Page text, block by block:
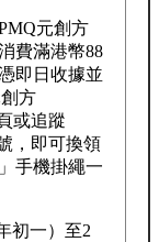
元創方
費滿港幣88
即日收據並
方
或追蹤
，即可換領
手機掛繩一
初一）至2